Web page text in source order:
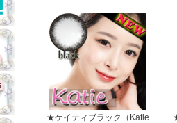
★ケイティブラック（Katie